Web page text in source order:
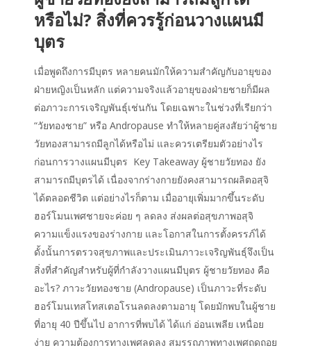
หรือไม่? สิ่งที่ควรรู้ก่อนวางแผนมี
บุตร
เมื่อพูดถึงการมีบุตร หลายคนมักให้ความสำคัญกับอายุของ
ฝ่ายหญิงเป็นหลัก แต่ความจริงแล้วอายุของฝ่ายชายก็มีผล
ต่อภาวะการเจริญพันธุ์เช่นกัน โดยเฉพาะในช่วงที่เรียกว่า
“วัยทองชาย” หรือ Andropause ทำให้หลายคู่สงสัยว่าผู้ชาย
วัยทองสามารถมีลูกได้หรือไม่ และควรเตรียมตัวอย่างไร
ก่อนการวางแผนมีบุตร Key Takeaway ผู้ชายวัยทอง ยัง
สามารถมีบุตรได้ เนื่องจากร่างกายยังคงสามารถผลิตอสุจิ
ได้ตลอดชีวิต แต่อย่างไรก็ตาม เมื่ออายุเพิ่มมากขึ้นระดับ
ฮอร์โมนเพศชายจะค่อย ๆ ลดลง ส่งผลต่อสุขภาพอสุจิ
ความแข็งแรงของร่างกาย และโอกาสในการตั้งครรภ์ได้
ดั้งนั้นการตรวจสุขภาพและประเมินภาวะเจริญพันธุ์จึงเป็น
สิ่งที่สำคัญสำหรับผู้ที่กำลังวางแผนมีบุตร ผู้ชายวัยทอง คือ
อะไร? ภาวะวัยทองชาย (Andropause) เป็นภาวะที่ระดับ
ฮอร์โมนเทสโทสเตอโรนลดลงตามอายุ โดยมักพบในผู้ชาย
ที่อายุ 40 ปีขึ้นไป อาการที่พบได้ ได้แก่ อ่อนเพลีย เหนื่อย
ง่าย ความต้องการทางเพศลดลง สมรรถภาพทางเพศถดถอย